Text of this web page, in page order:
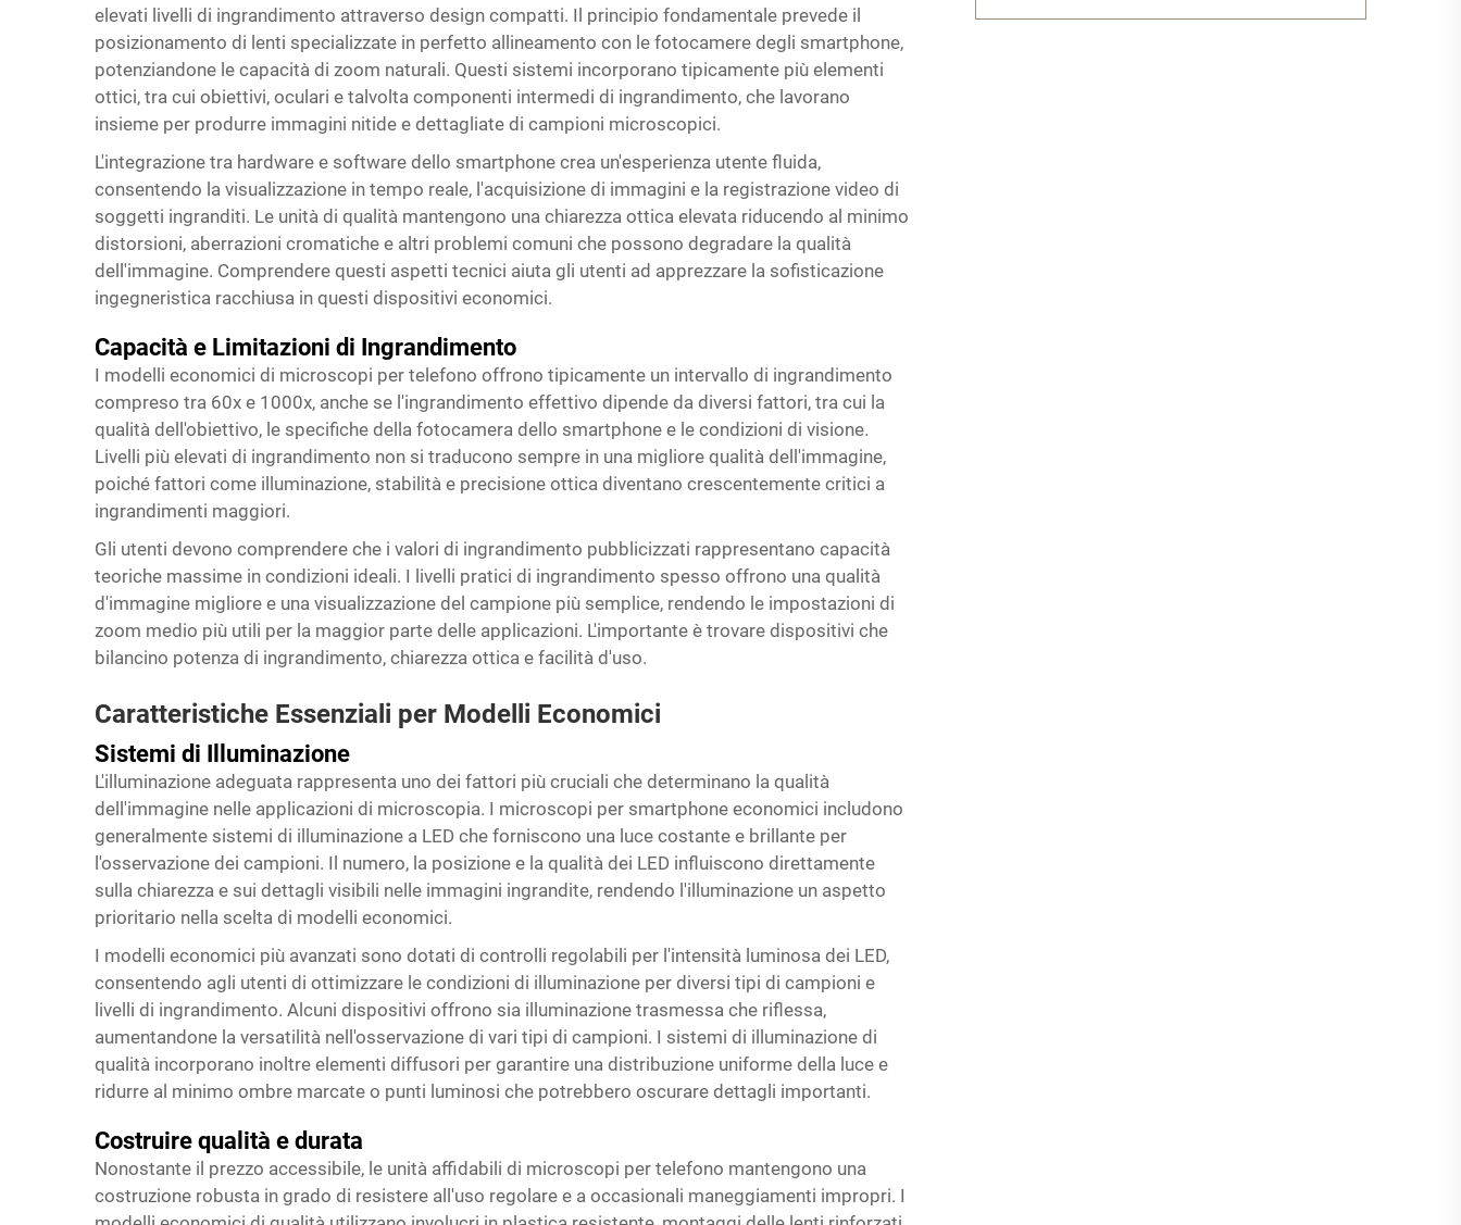
elevati livelli di ingrandimento attraverso design compatti. Il principio fondamentale prevede il
posizionamento di lenti specializzate in perfetto allineamento con le fotocamere degli smartphone,
potenziandone le capacità di zoom naturali. Questi sistemi incorporano tipicamente più elementi
ottici, tra cui obiettivi, oculari e talvolta componenti intermedi di ingrandimento, che lavorano
insieme per produrre immagini nitide e dettagliate di campioni microscopici.
L'integrazione tra hardware e software dello smartphone crea un'esperienza utente fluida,
consentendo la visualizzazione in tempo reale, l'acquisizione di immagini e la registrazione video di
soggetti ingranditi. Le unità di qualità mantengono una chiarezza ottica elevata riducendo al minimo
distorsioni, aberrazioni cromatiche e altri problemi comuni che possono degradare la qualità
dell'immagine. Comprendere questi aspetti tecnici aiuta gli utenti ad apprezzare la sofisticazione
ingegneristica racchiusa in questi dispositivi economici.
Capacità e Limitazioni di Ingrandimento
I modelli economici di microscopi per telefono offrono tipicamente un intervallo di ingrandimento
compreso tra 60x e 1000x, anche se l'ingrandimento effettivo dipende da diversi fattori, tra cui la
qualità dell'obiettivo, le specifiche della fotocamera dello smartphone e le condizioni di visione.
Livelli più elevati di ingrandimento non si traducono sempre in una migliore qualità dell'immagine,
poiché fattori come illuminazione, stabilità e precisione ottica diventano crescentemente critici a
ingrandimenti maggiori.
Gli utenti devono comprendere che i valori di ingrandimento pubblicizzati rappresentano capacità
teoriche massime in condizioni ideali. I livelli pratici di ingrandimento spesso offrono una qualità
d'immagine migliore e una visualizzazione del campione più semplice, rendendo le impostazioni di
zoom medio più utili per la maggior parte delle applicazioni. L'importante è trovare dispositivi che
bilancino potenza di ingrandimento, chiarezza ottica e facilità d'uso.
Caratteristiche Essenziali per Modelli Economici
Sistemi di Illuminazione
L'illuminazione adeguata rappresenta uno dei fattori più cruciali che determinano la qualità
dell'immagine nelle applicazioni di microscopia. I microscopi per smartphone economici includono
generalmente sistemi di illuminazione a LED che forniscono una luce costante e brillante per
l'osservazione dei campioni. Il numero, la posizione e la qualità dei LED influiscono direttamente
sulla chiarezza e sui dettagli visibili nelle immagini ingrandite, rendendo l'illuminazione un aspetto
prioritario nella scelta di modelli economici.
I modelli economici più avanzati sono dotati di controlli regolabili per l'intensità luminosa dei LED,
consentendo agli utenti di ottimizzare le condizioni di illuminazione per diversi tipi di campioni e
livelli di ingrandimento. Alcuni dispositivi offrono sia illuminazione trasmessa che riflessa,
aumentandone la versatilità nell'osservazione di vari tipi di campioni. I sistemi di illuminazione di
qualità incorporano inoltre elementi diffusori per garantire una distribuzione uniforme della luce e
ridurre al minimo ombre marcate o punti luminosi che potrebbero oscurare dettagli importanti.
Costruire qualità e durata
Nonostante il prezzo accessibile, le unità affidabili di microscopi per telefono mantengono una
costruzione robusta in grado di resistere all'uso regolare e a occasionali maneggiamenti impropri. I